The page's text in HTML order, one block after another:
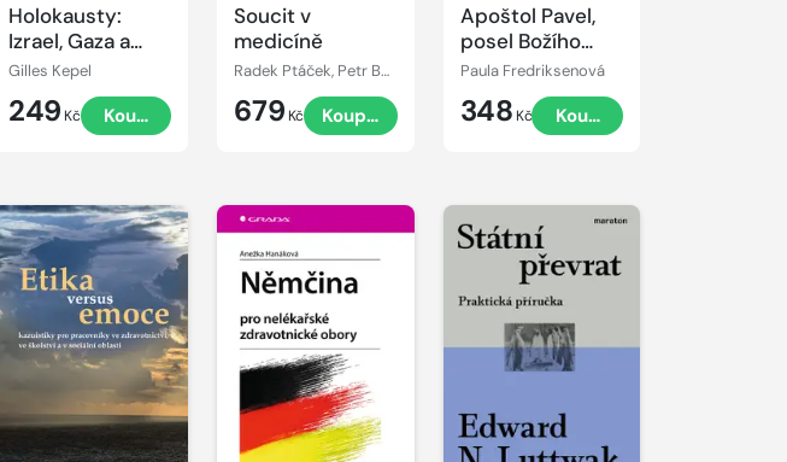
Holokausty:
Izrael, Gaza a
válka proti
Gilles Kepel
249 Kč Koupit
Soucit v
medicíně
Radek Ptáček, Petr Bartůněk
679 Kč Koupit
Apoštol Pavel,
posel Božího
království
Paula Fredriksenová
348 Kč Koupit